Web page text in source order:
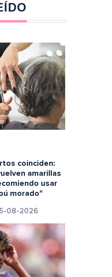
coinciden:
amarillas
usar
morado"
08-2026